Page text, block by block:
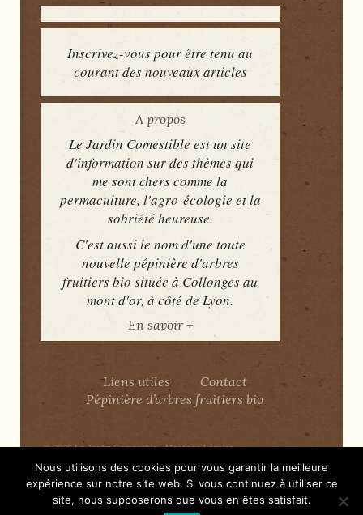
Inscrivez-vous pour être tenu au
courant des nouveaux articles
A propos
Le Jardin Comestible est un site
d'information sur des thèmes qui
me sont chers comme la
permaculture, l'agro-écologie et la
sobriété heureuse.
C'est aussi le nom d'une toute
nouvelle pépinière d'arbres
fruitiers bio située à Collonges au
mont d'or, à côté de Lyon.
En savoir +
Liens utiles
Contact
Pépinière d’arbres fruitiers bio
© 2026Le Jardin Comestible-Mentions Légales
Nous utilisons des cookies pour vous garantir la meilleure
expérience sur notre site web. Si vous continuez à utiliser ce
site, nous supposerons que vous en êtes satisfait.